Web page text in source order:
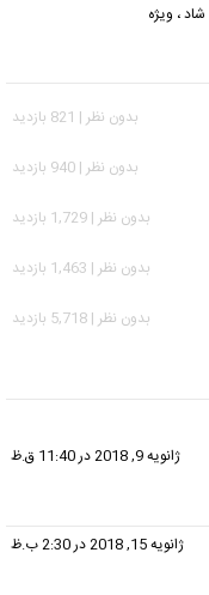
شاد، ویژه
بدون نظر | 821 بازدید
بدون نظر | 940 بازدید
بدون نظر | 1,729 بازدید
بدون نظر | 1,463 بازدید
بدون نظر | 5,718 بازدید
ژانویه 9, 2018 در 11:40 ق.ظ
ژانویه 15, 2018 در 2:30 ب.ظ